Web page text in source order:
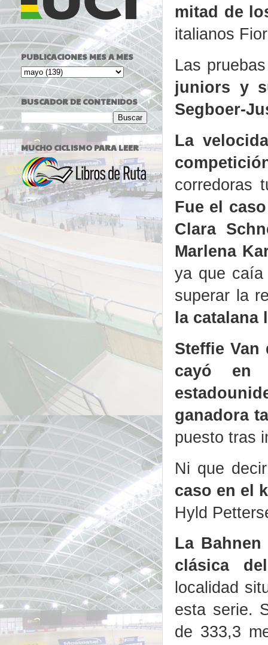
mitad de
italianos
Las
juniors y
Segboer-
La
corredoras
Fue el
Clara
Marlena
ya que caía
superar la
la
Steffie Van
cayó en
ganadora
puesto tras
Ni que
caso en el
Hyld
La
clásica
localidad
esta serie.
de 333,3
PUBLICACIONES MES A MES
BUSCADOR DE CONTENIDOS
MUCHO CICLISMO PARA LEER